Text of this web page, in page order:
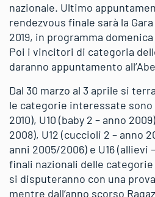
nazionale. Ultimo
rendezvous finale sarà la
2019, in programma
Poi i vincitori di categoria
daranno appuntamento
Dal 30 marzo al 3 aprile si
le categorie interessate sono
2010), U10 (baby 2 – anno
2008), U12 (cuccioli 2 – anno
anni 2005/2006) e U16 (allievi
finali nazionali delle categorie
si disputeranno con una
mentre dall’anno scorso